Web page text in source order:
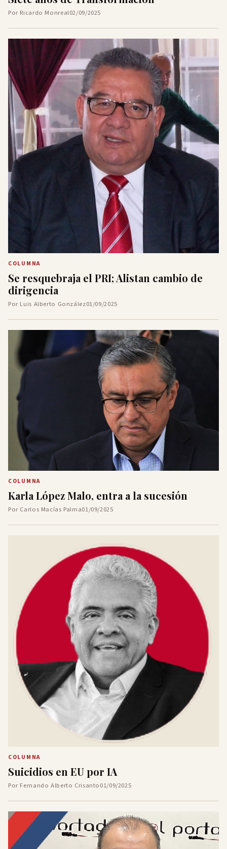
Por Ricardo Monreal02/09/2025
COLUMNA
Se resquebraja el PRI; Alistan cambio de
dirigencia
Por Luis Alberto González01/09/2025
COLUMNA
Karla López Malo, entra a la sucesión
Por Carlos Macías Palma01/09/2025
COLUMNA
Suicidios en EU por IA
Por Fernando Alberto Crisanto01/09/2025